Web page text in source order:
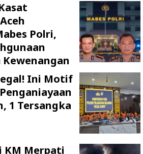
Polri,
Ini Motif
1 Tersangka
KM Merpati